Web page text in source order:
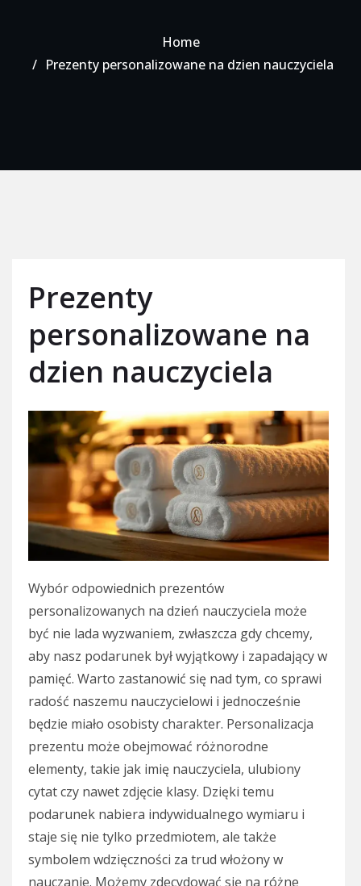
Home
Prezenty personalizowane na dzien nauczyciela
Prezenty
personalizowane na
dzien nauczyciela
Wybór odpowiednich prezentów
personalizowanych na dzień nauczyciela może
być nie lada wyzwaniem, zwłaszcza gdy chcemy,
aby nasz podarunek był wyjątkowy i zapadający w
pamięć. Warto zastanowić się nad tym, co sprawi
radość naszemu nauczycielowi i jednocześnie
będzie miało osobisty charakter. Personalizacja
prezentu może obejmować różnorodne
elementy, takie jak imię nauczyciela, ulubiony
cytat czy nawet zdjęcie klasy. Dzięki temu
podarunek nabiera indywidualnego wymiaru i
staje się nie tylko przedmiotem, ale także
symbolem wdzięczności za trud włożony w
nauczanie. Możemy zdecydować się na różne